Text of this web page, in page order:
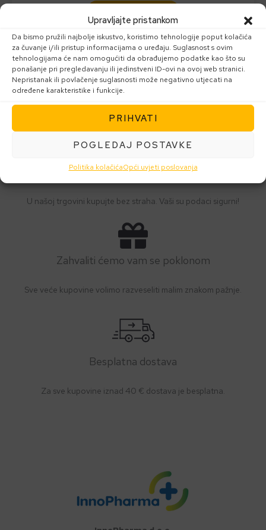
Upravljajte pristankom
Da bismo pružili najbolje iskustvo, koristimo tehnologije poput kolačića
za čuvanje i/ili pristup informacijama o uređaju. Suglasnost s ovim
tehnologijama će nam omogućiti da obrađujemo podatke kao što su
ponašanje pri pregledavanju ili jedinstveni ID-ovi na ovoj web stranici.
Nepristanak ili povlačenje suglasnosti može negativno utjecati na
određene karakteristike i funkcije.
PRIHVATI
POGLEDAJ POSTAVKE
Politika kolačićaOpći uvjeti poslovanja
Kupujte brez brige
U našoj trgovini kupujte bez straha. Vaši su podaci sigurni!
Zahvaliti ćemo vam se poklonom
Sve veće kupovine volimo razveseliti malim znakom pažnje.
Besplatna dostava
Za sve kupovine iznad 40 € dostava je besplatna.